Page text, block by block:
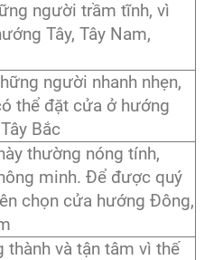
người trầm tĩnh, vì
Tây, Tây Nam,
người nhanh nhẹn,
thể đặt cửa ở hướng
Bắc
thường nóng tính,
minh. Để được quý
chọn cửa hướng Đông,
thành và tận tâm vì thế